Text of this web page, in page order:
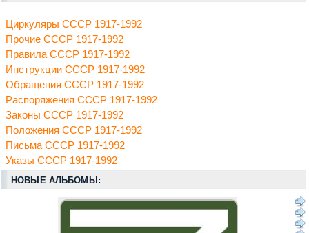
Циркуляры СССР 1917-1992
Прочие СССР 1917-1992
Правила СССР 1917-1992
Инструкции СССР 1917-1992
Обращения СССР 1917-1992
Распоряжения СССР 1917-1992
Законы СССР 1917-1992
Положения СССР 1917-1992
Письма СССР 1917-1992
Указы СССР 1917-1992
НОВЫЕ АЛЬБОМЫ: